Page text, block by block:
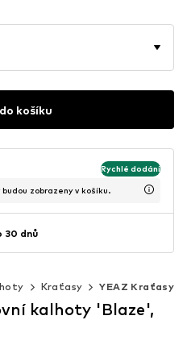
košíku
Rychlé dodání
zobrazeny v košíku.
30 dnů
Kraťasy YEAZ Kraťasy
kalhoty 'Blaze',